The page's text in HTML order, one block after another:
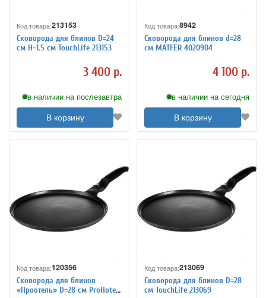
Код товара:213153
Сковорода для блинов D=24
см H=1.5 см TouchLife 213153
3 400 р.
в наличии на послезавтра
В корзину
Код товара:8942
Сковорода для блинов d=28
см MATFER 4020904
4 100 р.
в наличии на сегодня
В корзину
Код товара:120356
Сковорода для блинов
«Проотель» D=28 см ProHotel
Код товара:213069
Сковорода для блинов D=28
см TouchLife 213069